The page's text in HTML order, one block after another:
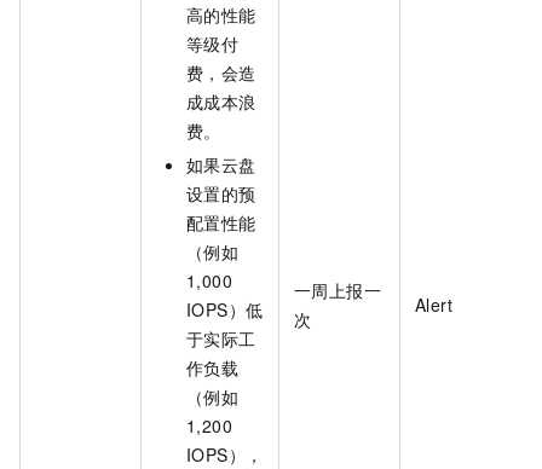
高的性能
等级付
费，会造
成成本浪
费。
如果云盘
设置的预
配置性能
（例如
1,000
IOPS）低
于实际工
作负载
（例如
1,200
IOPS），
一周上报一
次
Alert